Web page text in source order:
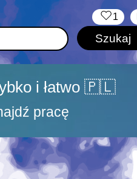
1
i łatwo 🇵🇱
pracę